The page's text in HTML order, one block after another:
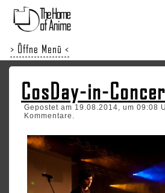
> Öffne Menü <
CosDay-in-
Gepostet am 19.08.2014, um 09:08
Kommentare.